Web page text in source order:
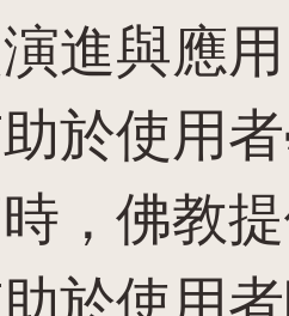
進與應
於使用
，佛教
於使用